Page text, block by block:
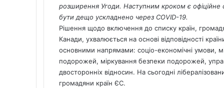
розширення Угоди. Наступним кроком є офіційне
бути дещо ускладнено через COVID-19.
Рішення щодо включення до списку країн,
Канади, ухвалюється на основі відповідності
основними напрямами: соціо-економічні умови,
подорожей, міркування безпеки подорожей,
двосторонніх відносин. На сьогодні
громадяни країн ЄС.